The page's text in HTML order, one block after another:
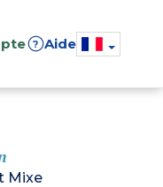
? Aide
Mixe